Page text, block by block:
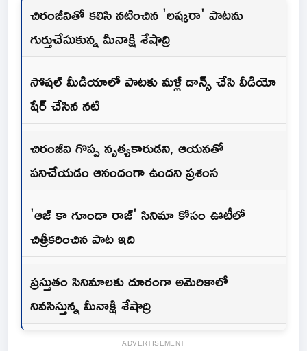
చిరంజీవితో కలిసి నటించిన 'లష్కరా' పాటను
గుర్తుచేసుకున్న మీనాక్షి శేషాద్రి
సోషల్ మీడియాలో పాటకు మళ్లీ డాన్స్ చేసి వీడియో
షేర్ చేసిన నటి
చిరంజీవి గొప్ప నృత్యకారుడని, ఆయనతో
పనిచేయడం ఆనందంగా ఉందని ప్రశంస
'ఆజ్ కా గూండా రాజ్' సినిమా కోసం ఊటీలో
చిత్రీకరించిన పాట ఇది
ప్రస్తుతం సినిమాలకు దూరంగా అమెరికాలో
నివసిస్తున్న మీనాక్షి శేషాద్రి
ADVERTISEMENT